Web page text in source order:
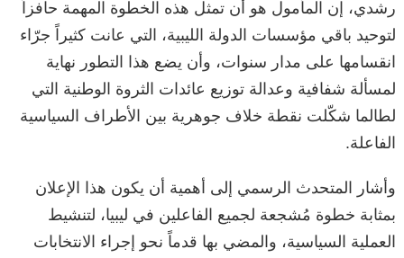
رشدي، إن المأمول هو أن تمثل هذه الخطوة المهمة حافزاً
لتوحيد باقي مؤسسات الدولة الليبية، التي عانت كثيراً جرّاء
انقسامها على مدار سنوات، وأن يضع هذا التطور نهاية
لمسألة شفافية وعدالة توزيع عائدات الثروة الوطنية التي
لطالما شكّلت نقطة خلاف جوهرية بين الأطراف السياسية
الفاعلة.
وأشار المتحدث الرسمي إلى أهمية أن يكون هذا الإعلان
بمثابة خطوة مُشجعة لجميع الفاعلين في ليبيا، لتنشيط
العملية السياسية، والمضي بها قدماً نحو إجراء الانتخابات